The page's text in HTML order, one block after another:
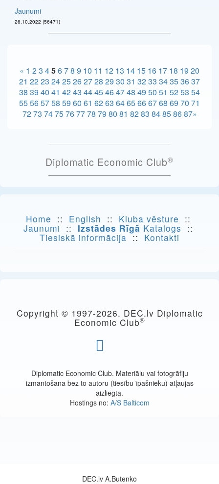
Jaunumi
26.10.2022 (56471)
« 1 23 45678 9 10 11 12 13 14 15 16 17 18 19 20
21 2223 2425262728 29 30 31 3233 34353637
38 39 40 41 4243 4445464748 49 50 51 5253 54
55565758 59 60 61 6263 6465666768 69 70 71
72 73 7475767778 79 80 81 82 83 84858687»
Diplomatic Economic Club®
Home :: English :: Kluba vēsture ::
Jaunumi :: Izstādes Rīgā Katalogs ::
Tiesiskā informācija :: Kontakti
Copyright © 1997-2026. DEC.lv Diplomatic
Economic Club®
Diplomatic Economic Club. Materiālu vai fotogrāfiju
izmantošana bez to autoru (tiesību īpašnieku) atļaujas
aizliegta.
Hostings no: A/S Balticom
DEC.lv A.Butenko